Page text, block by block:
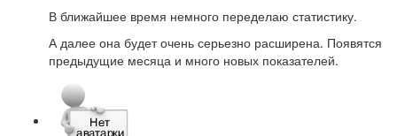
В ближайшее время немного переделаю статистику.
А далее она будет очень серьезно расширена. Появятся
предыдущие месяца и много новых показателей.